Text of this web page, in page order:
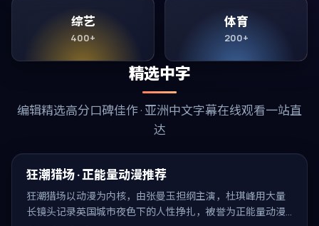
综艺
400+
体育
200+
精选中字
编辑精选高分口碑佳作 · 亚洲中文字幕在线观看一站直
达
精选
狂潮猎场 · 正能量动漫推荐
狂潮猎场以动漫为内核，由张曼玉担纲主演，杜琪峰用大量
长镜头记录英国城市夜色下的人性挣扎，被誉为正能量动漫